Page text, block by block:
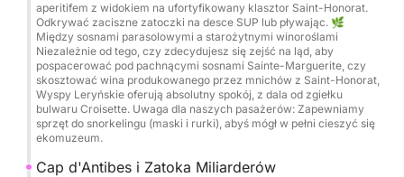
usługi skippera i stałe zużycie paliwa nie są
wliczone w cenę i należy je uiścić bezpośrednio w
porcie. Takie rozwiązanie gwarantuje najwyższej
jakości, perfekcyjnie zorganizowane wrażenia i
niezapomniany dzień na Morzu Śródziemnym.
Nie czekaj i zarezerwuj z nami przez Click&Boat.
aperitifem z widokiem na ufortyfikowany klasztor Saint-Honorat.
Odkrywać zaciszne zatoczki na desce SUP lub pływając. 🌿
Między sosnami parasolowymi a starożytnymi winoroślami
Niezależnie od tego, czy zdecydujesz się zejść na ląd, aby
pospacerować pod pachnącymi sosnami Sainte-Marguerite, czy
skosztować wina produkowanego przez mnichów z Saint-Honorat,
Wyspy Leryńskie oferują absolutny spokój, z dala od zgiełku
bulwaru Croisette. Uwaga dla naszych pasażerów: Zapewniamy
sprzęt do snorkelingu (maski i rurki), abyś mógł w pełni cieszyć się
ekomuzeum.
Cap d'Antibes i Zatoka Miliarderów